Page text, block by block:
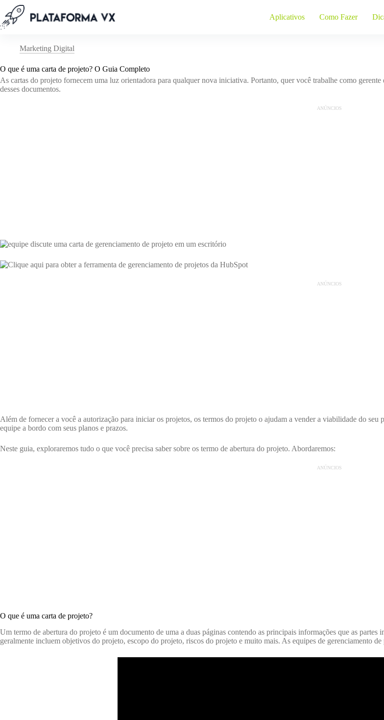
para
o
conteúdo
Aplicativos Como Fazer
Marketing Digital
O que é uma carta de projeto? O Guia Completo
As cartas do projeto fornecem uma luz orientadora para qualquer nova iniciativa. Portanto, quer você trabalhe como
desses documentos.
ANÚNCIOS
ANÚNCIOS
Além de fornecer a você a autorização para iniciar os projetos, os termos do projeto o ajudam a vender a viabilidade do seu
equipe a bordo com seus planos e prazos.
Neste guia, exploraremos tudo o que você precisa saber sobre os termo de abertura do projeto. Abordaremos:
ANÚNCIOS
O que é uma carta de projeto?
Um termo de abertura do projeto é um documento de uma a duas páginas contendo as principais informações que as
geralmente incluem objetivos do projeto, escopo do projeto, riscos do projeto e muito mais. As equipes de gerenciamento